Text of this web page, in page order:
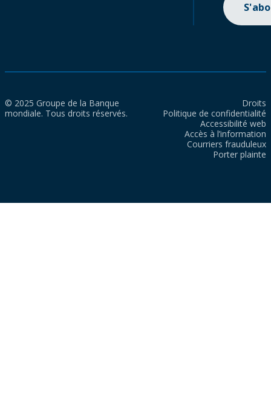
© 2025 Groupe de la Banque
mondiale. Tous droits réservés.
Droits
Politique de confidentialité
Accessibilité web
Accès à l’information
Courriers frauduleux
Porter plainte